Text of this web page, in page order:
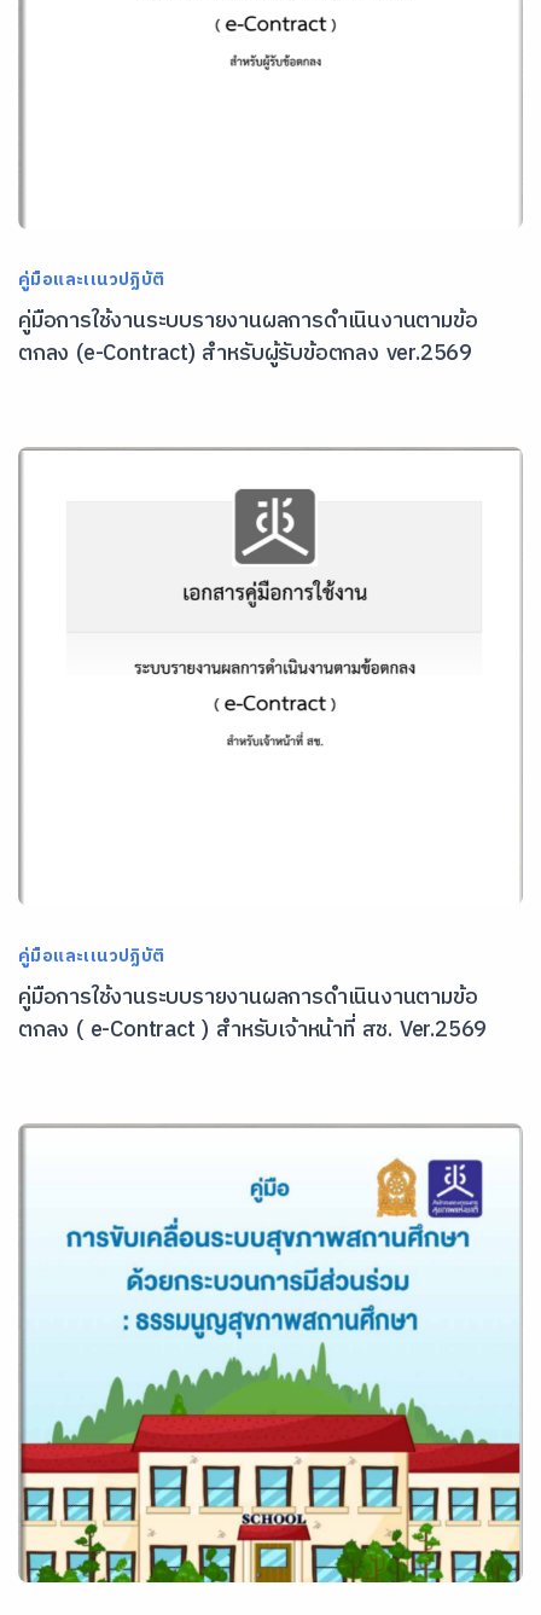
คู่มือและเเนวปฏิบัติ
คู่มือการใช้งานระบบรายงานผลการดำเนินงานตามข้อ
ตกลง (e-Contract) สำหรับผู้รับข้อตกลง ver.2569
คู่มือและเเนวปฏิบัติ
คู่มือการใช้งานระบบรายงานผลการดำเนินงานตามข้อ
ตกลง ( e-Contract ) สำหรับเจ้าหน้าที่ สช. Ver.2569